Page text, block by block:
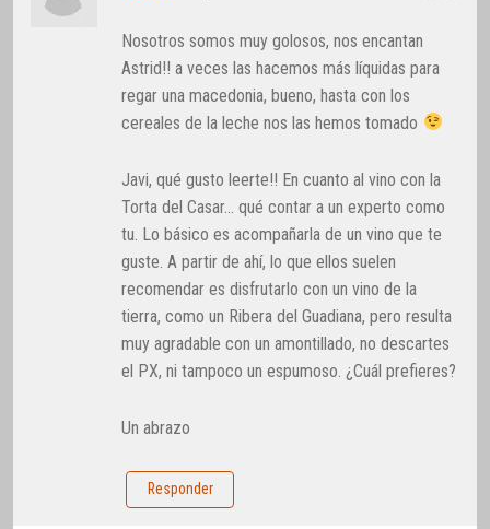
Nosotros somos muy golosos, nos encantan
Astrid!! a veces las hacemos más líquidas para
regar una macedonia, bueno, hasta con los
cereales de la leche nos las hemos tomado
Javi, qué gusto leerte!! En cuanto al vino con la
Torta del Casar… qué contar a un experto como
tu. Lo básico es acompañarla de un vino que te
guste. A partir de ahí, lo que ellos suelen
recomendar es disfrutarlo con un vino de la
tierra, como un Ribera del Guadiana, pero resulta
muy agradable con un amontillado, no descartes
el PX, ni tampoco un espumoso. ¿Cuál prefieres?
Un abrazo
Responder